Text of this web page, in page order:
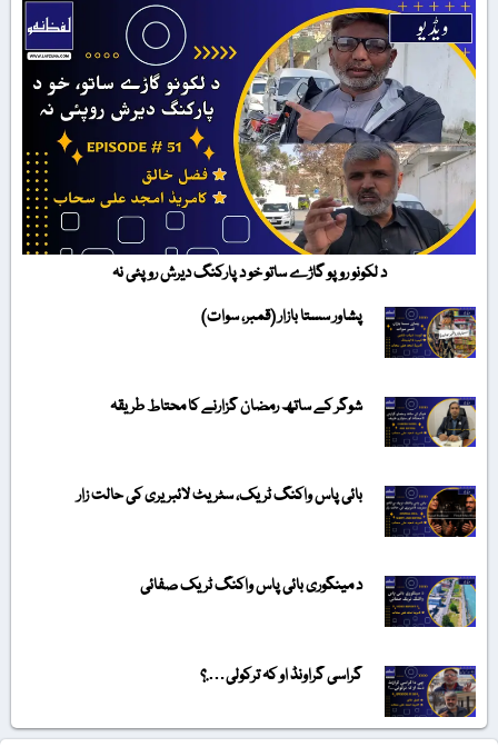
د لکونو روپو گاڑے ساتو خو د پارکنگ دیرش روپئی نہ
پشاور سستا بازار (قمبر، سوات)
شوگر کے ساتھ رمضان گزارنے کا محتاط طریقہ
بائی پاس واکنگ ٹریک، سٹریٹ لائبریری کی حالت زار
د مینگوری بائی پاس واکنگ ٹریک صفائی
گراسی گراونڈ او کہ ترکولی….؟